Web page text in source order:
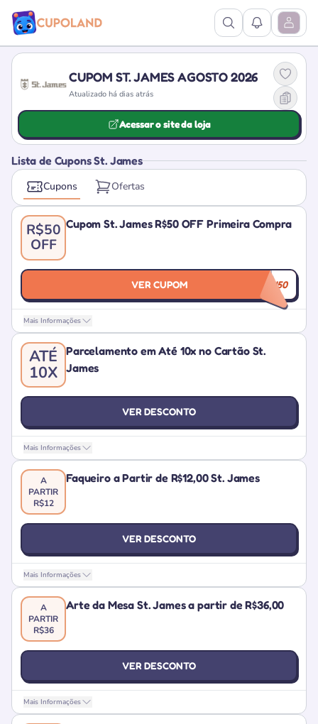
Ver Pesquisa
Ver Abrir
CUPOM ST. JAMES AGOSTO 2026
Atualizado há dias atrás
Acessar o site da loja
Lista de Cupons St. James
Cupons Ofertas
R$50
OFF
Cupom St. James R$50 OFF Primeira Compra
VER CUPOM L4H50
Mais Informações
ATÉ
10X
Parcelamento em Até 10x no Cartão St.
James
VER DESCONTO
Mais Informações
A
PARTIR
R$12
Faqueiro a Partir de R$12,00 St. James
VER DESCONTO
Mais Informações
A
PARTIR
R$36
Arte da Mesa St. James a partir de R$36,00
VER DESCONTO
Mais Informações